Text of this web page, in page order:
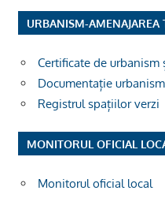
URBANISM-AMENAJAREA
Certificate de
Documentație urbanism
Registrul spațiilor verzi
MONITORUL OFICIAL
Monitorul oficial local